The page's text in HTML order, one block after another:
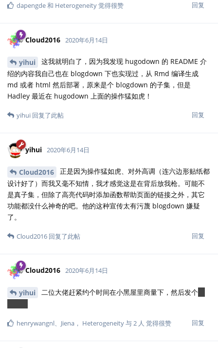
回复
dapengde和 Heterogeneity觉得很赞
Cloud2016 2020年6月14日
yihui
这我就明白了，因为我发现 hugodown 的 README 介
绍的内容我自己也在 blogdown 下也实现过，从 Rmd 编译生成
md 或者 html 然后部署，原来是个 blogdown 的子集，但是
Hadley 最近在 hugodown 上面的操作猛如虎！
回复
yihui 回复了此帖
yihui 2020年6月14日
Cloud2016
正是因为操作猛如虎、对外高调（连六边形贴纸都
设计好了）而我又毫不知情，我才感觉这是在背后放我枪。可能不
是真子集，但除了高亮代码时添加函数帮助页面的链接之外，其它
功能都没什么神奇的吧。他的这种宣传太有污蔑 blogdown 嫌疑
了。
回复
Cloud2016 回复了此帖
Cloud2016 2020年6月14日
yihui 二位大佬赶紧约个时间在小黑屋里商量下，然后发个
回复
henrywangnl、 Jiena ， Heterogeneity与2 人 觉得很赞